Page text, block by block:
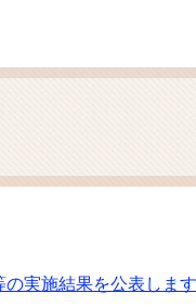
実施結果を公表します